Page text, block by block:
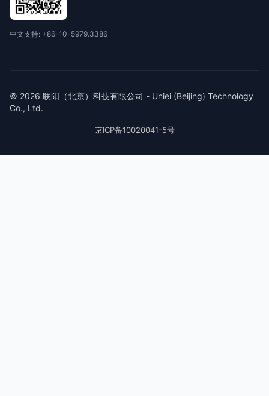
中文支持: +86-10-5979.3386
© 2026 联阳（北京）科技有限公司 - Uniei (Beijing) Technology
Co., Ltd.
京ICP备10020041-5号